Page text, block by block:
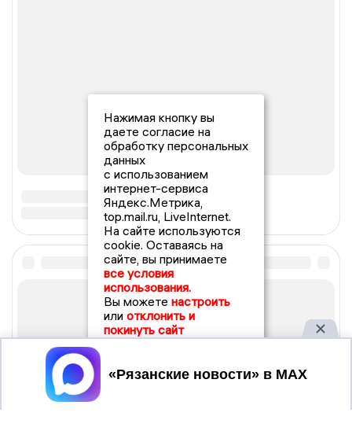
Нажимая кнопку вы
даете согласие на
обработку персональных
данных
с использованием
интернет-сервиса
Яндекс.Метрика,
top.mail.ru, LiveInternet.
На сайте используются
cookie. Оставаясь на
сайте, вы принимаете
все условия
использования.
Вы можете настроить
или отклонить и
покинуть сайт
Принять